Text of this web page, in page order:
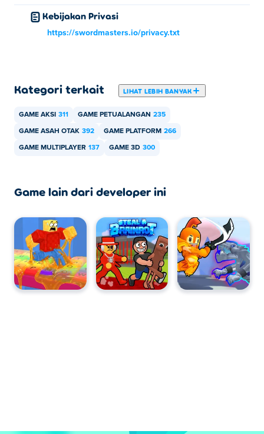
Bisakah saya memainkan Escape from School
di perangkat seluler dan desktop?
Kebijakan Privasi
https://swordmasters.io/privacy.txt
Kategori terkait LIHAT LEBIH BANYAK
GAME AKSI 311 GAME PETUALANGAN 235
GAME ASAH OTAK 392 GAME PLATFORM 266
GAME MULTIPLAYER 137 GAME 3D 300
Game lain dari developer ini